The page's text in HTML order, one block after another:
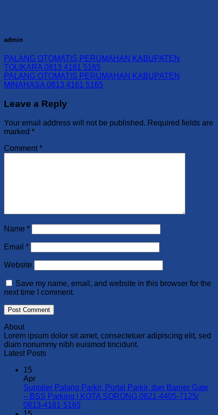
admin
PALANG OTOMATIS PERUMAHAN KABUPATEN
TOLIKARA 0813 4161 5165
PALANG OTOMATIS PERUMAHAN KABUPATEN
MINAHASA 0813 4161 5165
Leave a Reply
Your email address will not be published. Required fields are
marked *
Comment*
Name *
Email *
Website
Save my name, email, and website in this browser for the
next time I comment.
About
Lorem ipsum dolor sit amet, consectetuer adipiscing elit, sed
diam nonummy nibh euismod tincidunt.
Latest Posts
15
Apr
Supplier Palang Parkir, Portal Parkir, dan Barrier Gate
– BSS Parking | KOTA SORONG 0821-4405-7125/
0813-4161-5165